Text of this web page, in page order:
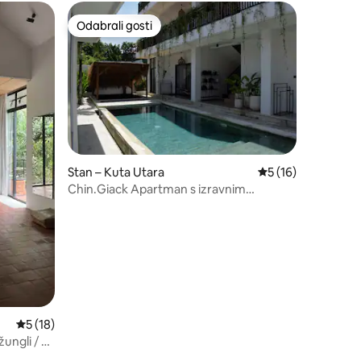
Prosječna ocjena: 5/5, recenzija: 18
5 (18)
/ 7
Odabrali gosti
Odabrali gosti
Stan – Kuta Utara Prosječna ocjena:
5 (16)
Chin.Giack Apartman s izravnim